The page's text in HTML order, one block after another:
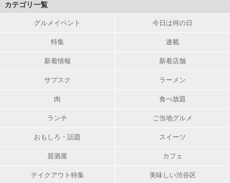
カテゴリ一覧
グルメイベント 今日は何の日
特集 連載
新着情報 新着店舗
サブスク ラーメン
肉 食べ放題
ランチ ご当地グルメ
おもしろ・話題 スイーツ
居酒屋 カフェ
テイクアウト特集 美味しい渋谷区